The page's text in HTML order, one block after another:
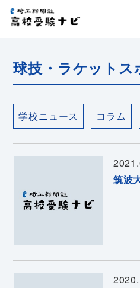
球技・ラケット
学校ニュース コラム
筑波